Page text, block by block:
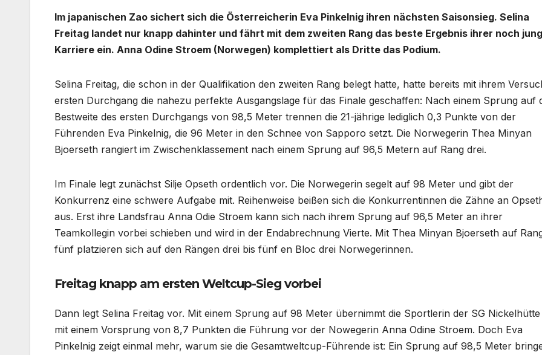
Im japanischen Zao sichert sich die Österreicherin Eva Pinkelnig ihren nächsten Saisonsieg. Selina
Freitag landet nur knapp dahinter und fährt mit dem zweiten Rang das beste Ergebnis ihrer noch
Karriere ein. Anna Odine Stroem (Norwegen) komplettiert als Dritte das Podium.
Selina Freitag, die schon in der Qualifikation den zweiten Rang belegt hatte, hatte bereits mit ihrem
ersten Durchgang die nahezu perfekte Ausgangslage für das Finale geschaffen: Nach einem Sprung auf
Bestweite des ersten Durchgangs von 98,5 Meter trennen die 21-jährige lediglich 0,3 Punkte von der
Führenden Eva Pinkelnig, die 96 Meter in den Schnee von Sapporo setzt. Die Norwegerin Thea Minyan
Bjoerseth rangiert im Zwischenklassement nach einem Sprung auf 96,5 Metern auf Rang drei.
Im Finale legt zunächst Silje Opseth ordentlich vor. Die Norwegerin segelt auf 98 Meter und gibt der
Konkurrenz eine schwere Aufgabe mit. Reihenweise beißen sich die Konkurrentinnen die Zähne an
aus. Erst ihre Landsfrau Anna Odie Stroem kann sich nach ihrem Sprung auf 96,5 Meter an ihrer
Teamkollegin vorbei schieben und wird in der Endabrechnung Vierte. Mit Thea Minyan Bjoerseth auf
fünf platzieren sich auf den Rängen drei bis fünf en Bloc drei Norwegerinnen.
Freitag knapp am ersten Weltcup-Sieg vorbei
Dann legt Selina Freitag vor. Mit einem Sprung auf 98 Meter übernimmt die Sportlerin der SG
mit einem Vorsprung von 8,7 Punkten die Führung vor der Nowegerin Anna Odine Stroem. Doch Eva
Pinkelnig zeigt einmal mehr, warum sie die Gesamtweltcup-Führende ist: Ein Sprung auf 98,5 Meter